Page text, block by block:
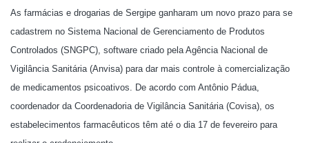
As farmácias e drogarias de Sergipe ganharam um novo prazo para se
cadastrem no Sistema Nacional de Gerenciamento de Produtos
Controlados (SNGPC), software criado pela Agência Nacional de
Vigilância Sanitária (Anvisa) para dar mais controle à comercialização
de medicamentos psicoativos. De acordo com Antônio Pádua,
coordenador da Coordenadoria de Vigilância Sanitária (Covisa), os
estabelecimentos farmacêuticos têm até o dia 17 de fevereiro para